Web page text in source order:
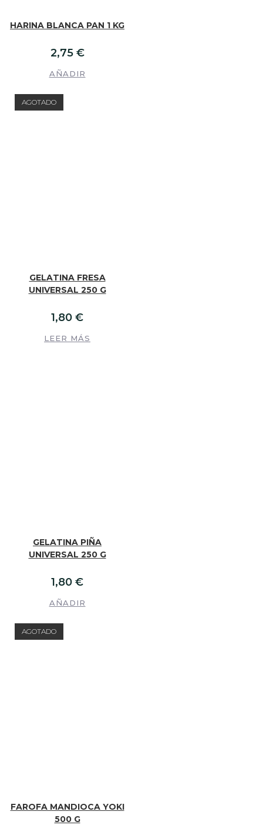
HARINA BLANCA PAN 1 KG
2,75 €
AÑADIR
AGOTADO
GELATINA FRESA
UNIVERSAL 250 G
1,80 €
LEER MÁS
GELATINA PIÑA
UNIVERSAL 250 G
1,80 €
AÑADIR
AGOTADO
FAROFA MANDIOCA YOKI
500 G